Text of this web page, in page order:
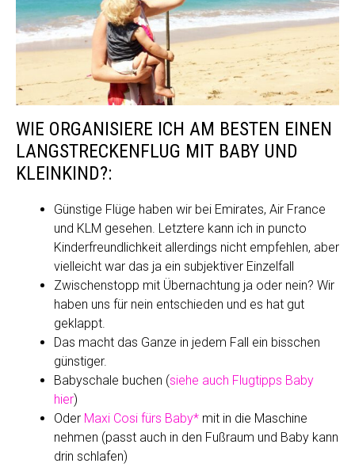
WIE ORGANISIERE ICH AM BESTEN EINEN
LANGSTRECKENFLUG MIT BABY UND
KLEINKIND?:
Günstige Flüge haben wir bei Emirates, Air France
und KLM gesehen. Letztere kann ich in puncto
Kinderfreundlichkeit allerdings nicht empfehlen, aber
vielleicht war das ja ein subjektiver Einzelfall
Zwischenstopp mit Übernachtung ja oder nein? Wir
haben uns für nein entschieden und es hat gut
geklappt.
Das macht das Ganze in jedem Fall ein bisschen
günstiger.
Babyschale buchen (siehe auch Flugtipps Baby
hier)
Oder Maxi Cosi fürs Baby* mit in die Maschine
nehmen (passt auch in den Fußraum und Baby kann
drin schlafen)